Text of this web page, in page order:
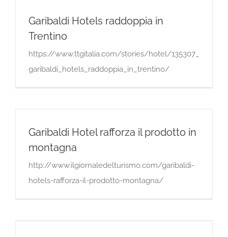
Garibaldi Hotels raddoppia in
Trentino
https://www.ttgitalia.com/stories/hotel/135307_
garibaldi_hotels_raddoppia_in_trentino/
Garibaldi Hotel rafforza il prodotto in
montagna
http://www.ilgiornaledelturismo.com/garibaldi-
hotels-rafforza-il-prodotto-montagna/